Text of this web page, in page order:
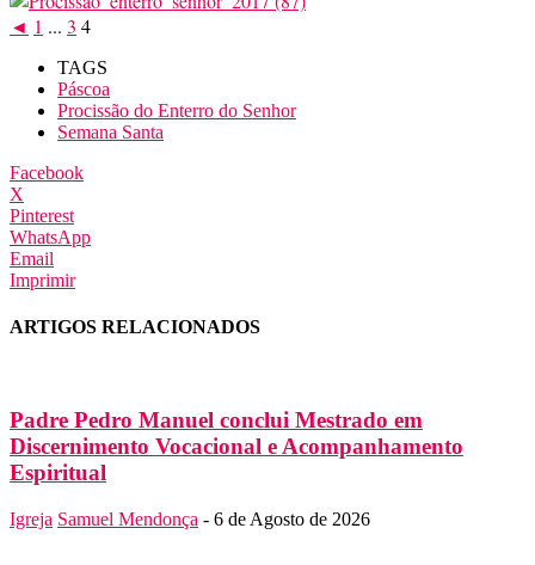
◄ 1 ... 3 4
TAGS
Páscoa
Procissão do Enterro do Senhor
Semana Santa
Facebook
X
Pinterest
WhatsApp
Email
Imprimir
ARTIGOS RELACIONADOS
Padre Pedro Manuel conclui Mestrado em
Discernimento Vocacional e Acompanhamento
Espiritual
Igreja Samuel Mendonça - 6 de Agosto de 2026